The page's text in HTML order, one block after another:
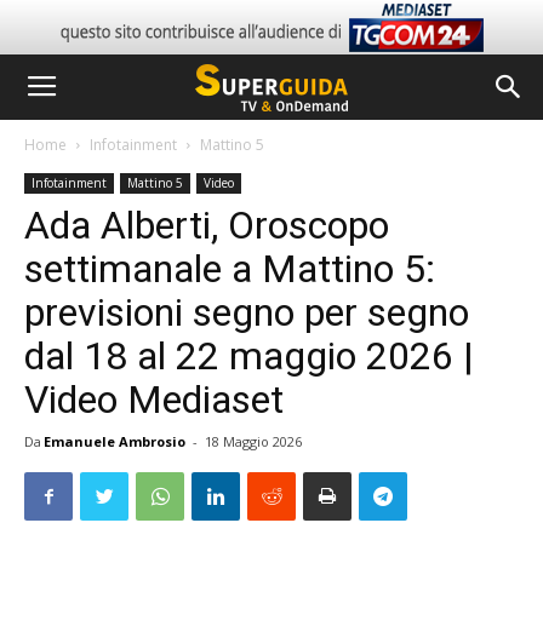
Home Infotainment Mattino 5
Infotainment Mattino 5 Video
Ada Alberti, Oroscopo
settimanale a Mattino 5:
previsioni segno per segno
dal 18 al 22 maggio 2026 |
Video Mediaset
Da Emanuele Ambrosio - 18 Maggio 2026